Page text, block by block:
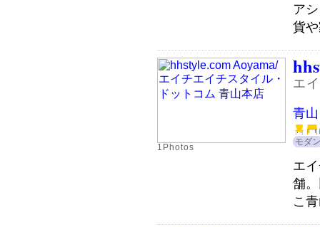
ア
貨
1Photos
エ
青
モダン
エ
舗
こ